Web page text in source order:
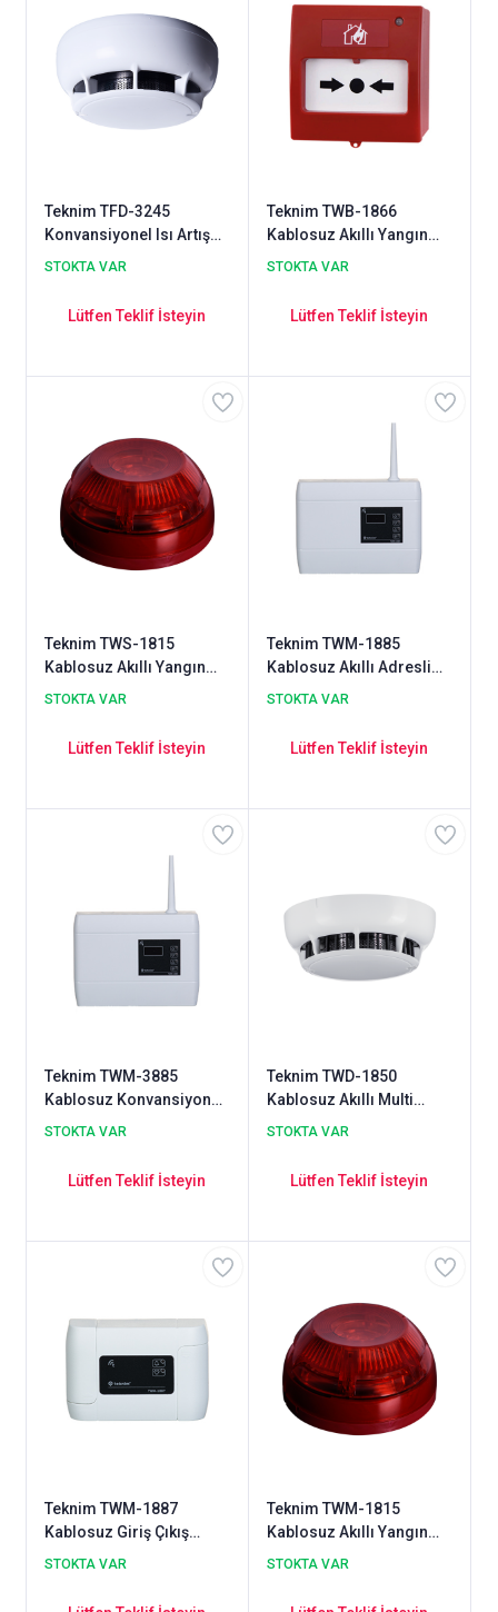
Teknim TFD-3245
Konvansiyonel Isı Artış
Dedektörü
STOKTA VAR
Lütfen Teklif İsteyin
Teknim TWB-1866
Kablosuz Akıllı Yangın
Alarm Kırbas Butonu
STOKTA VAR
Lütfen Teklif İsteyin
Teknim TWS-1815
Kablosuz Akıllı Yangın
Alarm Flaşörlü Sireni
STOKTA VAR
Lütfen Teklif İsteyin
Teknim TWM-1885
Kablosuz Akıllı Adresli
Koordinatör
STOKTA VAR
Lütfen Teklif İsteyin
Teknim TWM-3885
Kablosuz Konvansiyonel
Koordinatör
STOKTA VAR
Lütfen Teklif İsteyin
Teknim TWD-1850
Kablosuz Akıllı Multi
Duman Dedektörü
STOKTA VAR
Lütfen Teklif İsteyin
Teknim TWM-1887
Kablosuz Giriş Çıkış
Modulü
STOKTA VAR
Teknim TWM-1815
Kablosuz Akıllı Yangın
Alarm Flaşörlü Sireni
STOKTA VAR